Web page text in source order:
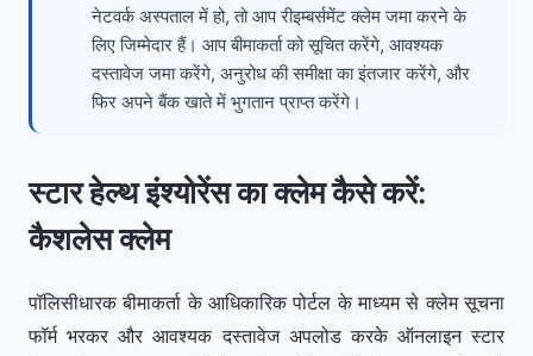
नेटवर्क अस्पताल में हो, तो आप रीइम्बर्समेंट क्लेम जमा करने के
लिए जिम्मेदार हैं। आप बीमाकर्ता को सूचित करेंगे, आवश्यक
दस्तावेज जमा करेंगे, अनुरोध की समीक्षा का इंतजार करेंगे, और
फिर अपने बैंक खाते में भुगतान प्राप्त करेंगे।
स्टार हेल्थ इंश्योरेंस का क्लेम कैसे करें:
कैशलेस क्लेम
पॉलिसीधारक बीमाकर्ता के आधिकारिक पोर्टल के माध्यम से क्लेम सूचना
फॉर्म भरकर और आवश्यक दस्तावेज अपलोड करके ऑनलाइन स्टार